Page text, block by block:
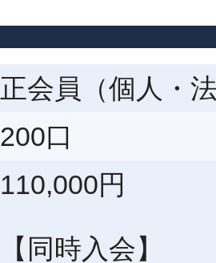
正会員（個人・
200口
110,000円
【同時入会】